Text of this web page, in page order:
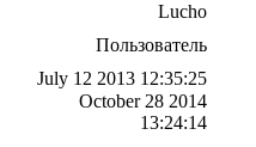
Lucho
Пользователь
July 12 2013 12:35:25
October 28 2014
13:24:14